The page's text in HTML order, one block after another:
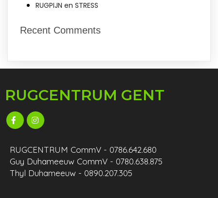
RUGPIJN en STRESS
Recent Comments
RUGCENTRUM GENT
RUGCENTRUM CommV - 0786.642.680
Guy Duhameeuw CommV - 0780.638.875
Thyl Duhameeuw - 0890.207.305